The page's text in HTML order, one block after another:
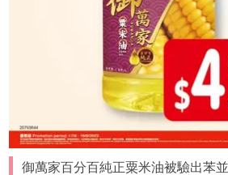
御萬家百分百純正粟米油被驗出苯